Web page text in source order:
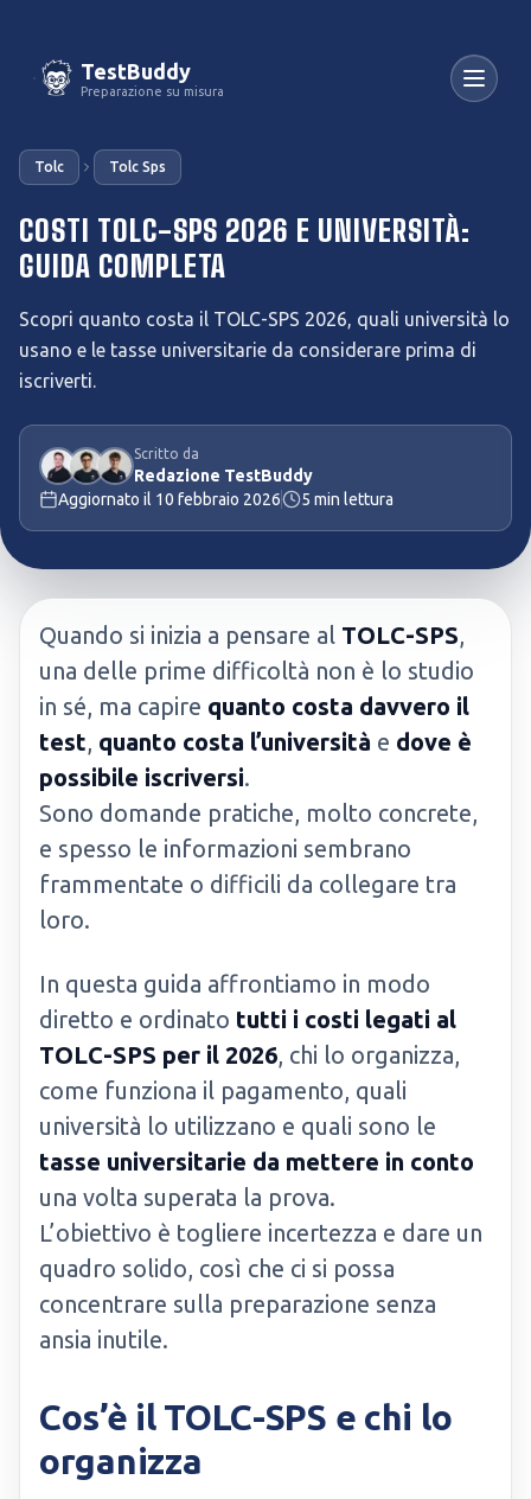
TestBuddy
Preparazione su misura
Tolc Tolc Sps
COSTI TOLC-SPS 2026 E UNIVERSITÀ:
GUIDA COMPLETA
Scopri quanto costa il TOLC-SPS 2026, quali università lo
usano e le tasse universitarie da considerare prima di
iscriverti.
Scritto da
Redazione TestBuddy
Aggiornato il 10 febbraio 2026 5 min lettura
Quando si inizia a pensare al TOLC-SPS,
una delle prime difficoltà non è lo studio
in sé, ma capire quanto costa davvero il
test, quanto costa l’università e dove è
possibile iscriversi.
Sono domande pratiche, molto concrete,
e spesso le informazioni sembrano
frammentate o difficili da collegare tra
loro.
In questa guida affrontiamo in modo
diretto e ordinato tutti i costi legati al
TOLC-SPS per il 2026, chi lo organizza,
come funziona il pagamento, quali
università lo utilizzano e quali sono le
tasse universitarie da mettere in conto
una volta superata la prova.
L’obiettivo è togliere incertezza e dare un
quadro solido, così che ci si possa
concentrare sulla preparazione senza
ansia inutile.
Cos’è il TOLC-SPS e chi lo
organizza